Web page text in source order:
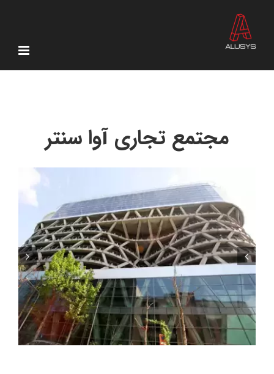
content
مجتمع تجاری آوا سنتر